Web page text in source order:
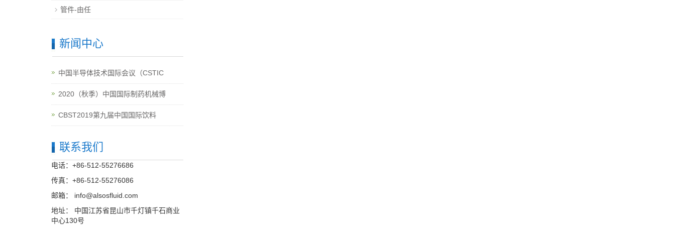
管件-由任
新闻中心
中国半导体技术国际会议（CSTIC
2020（秋季）中国国际制药机械博
CBST2019第九届中国国际饮料
联系我们
电话：+86-512-55276686
传真：+86-512-55276086
邮箱：
info@alsosfluid.com
地址： 中国江苏省昆山市千灯镇千石商业
中心130号